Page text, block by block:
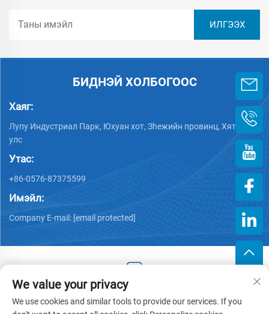
БИДНЭЙ ХОЛБОГООС
Хаяг:
Лупу Индустриал Парк, Юхуан хот, Зheжийн провинц, Хятад
улс
Утас:
+86-0576-87375599
Имэйл:
Company E-mail: [email protected]
Хууль тогтоогдсон эрх © 2025 Зэцзин Хэнгжийн Пластик
We value your privacy
We use cookies and similar tools to provide our services. If you